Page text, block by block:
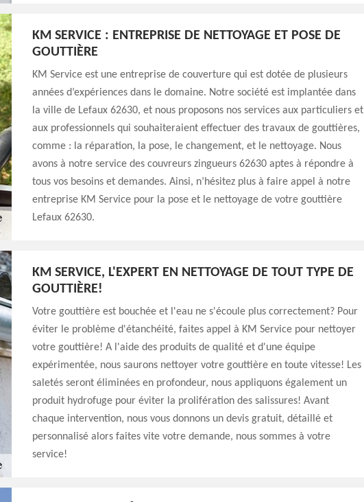
KM SERVICE : ENTREPRISE DE NETTOYAGE ET POSE DE
GOUTTIÈRE
KM Service est une entreprise de couverture qui est dotée de plusieurs
années d’expériences dans le domaine. Notre société est implantée dans
la ville de Lefaux 62630, et nous proposons nos services aux particuliers et
aux professionnels qui souhaiteraient effectuer des travaux de gouttières,
comme : la réparation, la pose, le changement, et le nettoyage. Nous
avons à notre service des couvreurs zingueurs 62630 aptes à répondre à
tous vos besoins et demandes. Ainsi, n’hésitez plus à faire appel à notre
entreprise KM Service pour la pose et le nettoyage de votre gouttière
Lefaux 62630.
KM SERVICE, L'EXPERT EN NETTOYAGE DE TOUT TYPE DE
GOUTTIÈRE!
Votre gouttière est bouchée et l'eau ne s'écoule plus correctement? Pour
éviter le problème d'étanchéité, faites appel à KM Service pour nettoyer
votre gouttière! A l'aide des produits de qualité et d'une équipe
expérimentée, nous saurons nettoyer votre gouttière en toute vitesse! Les
saletés seront éliminées en profondeur, nous appliquons également un
produit hydrofuge pour éviter la prolifération des salissures! Avant
chaque intervention, nous vous donnons un devis gratuit, détaillé et
personnalisé alors faites vite votre demande, nous sommes à votre
service!